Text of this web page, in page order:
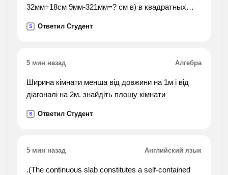
32мм+18см 9мм-321мм=? см в) в квадратных
придумал ,а миша составил уровнения. какие из
сколько работает в зооуголке, если каждый из
них ухаживает за тремя).
S Ответил Студент
5 мин назад Алгебра
Ширина кімнати менша від довжини на 1м і від
діагоналі на 2м. знайдіть площу кімнати
S Ответил Студент
5 мин назад Английский язык
.(The continuous slab constitutes a self-contained